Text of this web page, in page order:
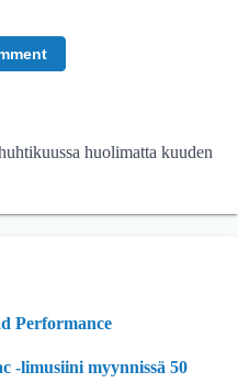
huolimatta kuuden
Performance
-limusiini myynnissä 50